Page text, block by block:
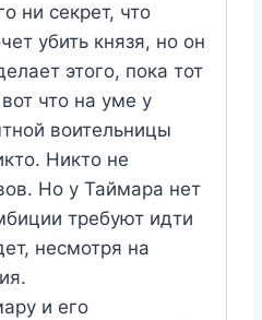
ни секрет, что
убить князя, но он
этого, пока тот
что на уме у
воительницы
Никто не
Но у Таймара нет
требуют идти
несмотря на
и его